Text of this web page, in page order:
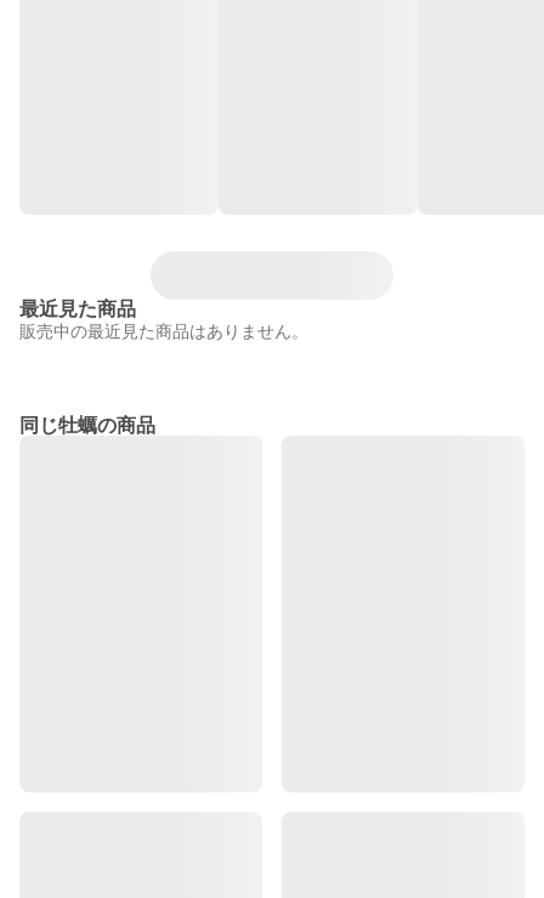
最近見た商品
販売中の最近見た商品はありません。
同じ牡蠣の商品